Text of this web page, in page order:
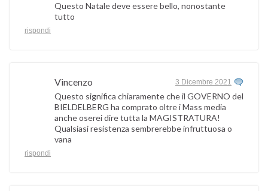
Questo Natale deve essere bello, nonostante
tutto
rispondi
Vincenzo 3 Dicembre 2021
Questo significa chiaramente che il GOVERNO del
BIELDELBERG ha comprato oltre i Mass media
anche oserei dire tutta la MAGISTRATURA!
Qualsiasi resistenza sembrerebbe infruttuosa o
vana
rispondi